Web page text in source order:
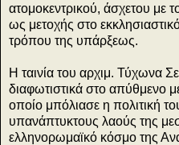
ατομοκεντρικού, άσχετου με
ως μετοχής στο
τρόπου της υπάρξεως.
Η ταινία του αρχιμ. Τύχωνα
διαφωτιστικά στο απύθμενο
οποίο μπόλιασε η πολιτική
υπανάπτυκτους λαούς της
ελληνορωμαϊκό κόσμο της